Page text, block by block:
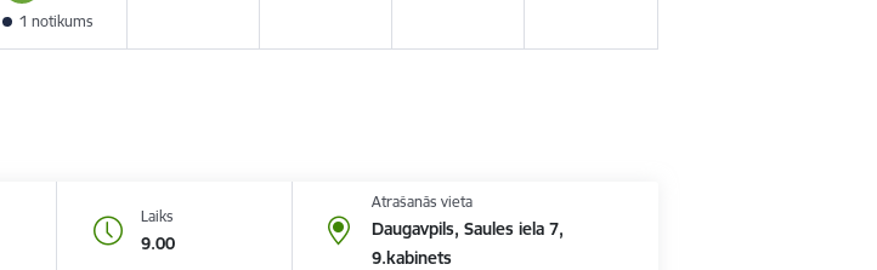
1 notikums
Laiks
9.00
Atrašanās vieta
Daugavpils, Saules iela 7,
9.kabinets